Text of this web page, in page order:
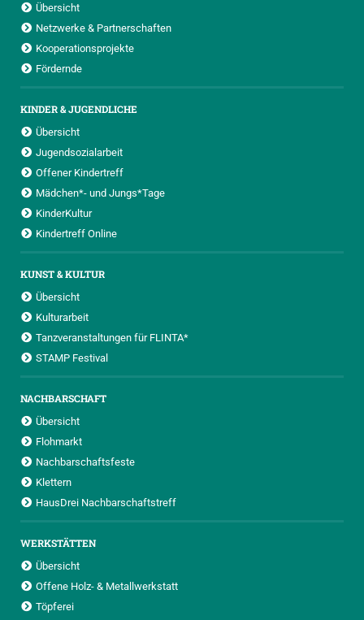
Übersicht
Netzwerke & Partnerschaften
Kooperationsprojekte
Fördernde
KINDER & JUGENDLICHE
Übersicht
Jugendsozialarbeit
Offener Kindertreff
Mädchen*- und Jungs*Tage
KinderKultur
Kindertreff Online
KUNST & KULTUR
Übersicht
Kulturarbeit
Tanzveranstaltungen für FLINTA*
STAMP Festival
NACHBARSCHAFT
Übersicht
Flohmarkt
Nachbarschaftsfeste
Klettern
HausDrei Nachbarschaftstreff
WERKSTÄTTEN
Übersicht
Offene Holz- & Metallwerkstatt
Töpferei